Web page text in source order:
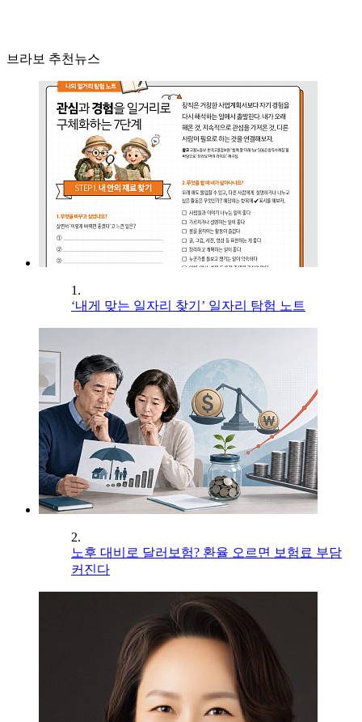
브라보 추천뉴스
1.
‘내게 맞는 일자리 찾기’ 일자리 탐험 노트
2.
노후 대비로 달러보험? 환율 오르면 보험료 부담
커진다